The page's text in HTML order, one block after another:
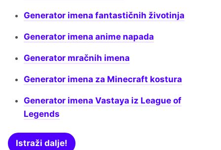
Generator imena fantastičnih životinja
Generator imena anime napada
Generator mračnih imena
Generator imena za Minecraft kostura
Generator imena Vastaya iz League of
Legends
Istraži dalje!